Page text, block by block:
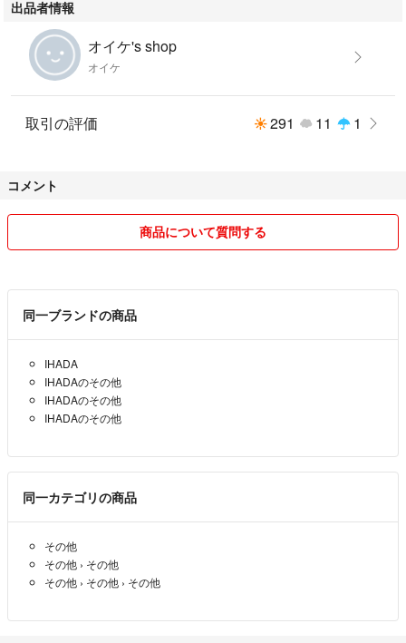
出品者情報
オイケ's shop
オイケ
取引の評価 291 11 1
コメント
商品について質問する
同一ブランドの商品
IHADA
IHADAのその他
IHADAのその他
IHADAのその他
同一カテゴリの商品
その他
その他 › その他
その他 › その他 › その他